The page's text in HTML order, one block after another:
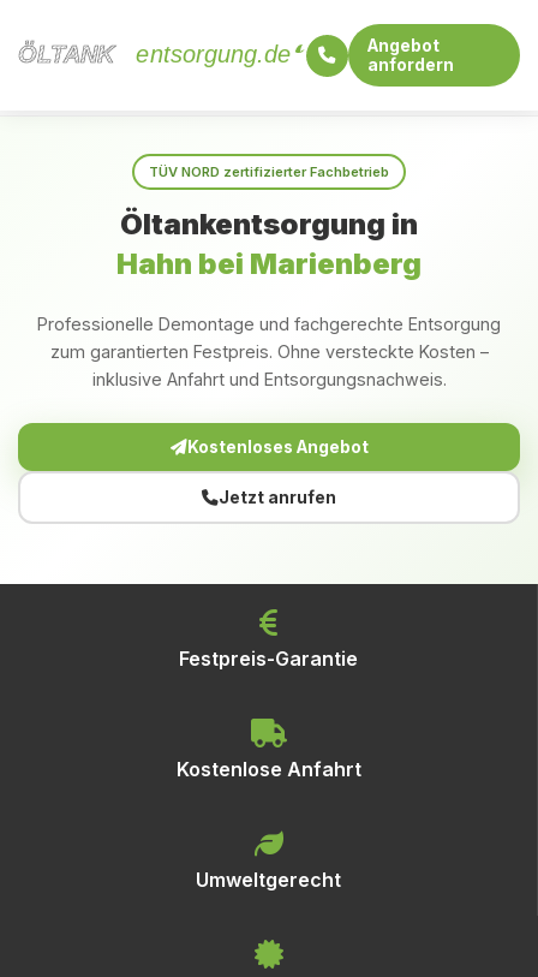
ÖLTANK
ÖLTANK entsorgung.de
Angebot
anfordern
TÜV NORD zertifizierter Fachbetrieb
Öltankentsorgung in
Hahn bei Marienberg
Professionelle Demontage und fachgerechte Entsorgung
zum garantierten Festpreis. Ohne versteckte Kosten –
inklusive Anfahrt und Entsorgungsnachweis.
Kostenloses Angebot
Jetzt anrufen
Festpreis-Garantie
Kostenlose Anfahrt
Umweltgerecht